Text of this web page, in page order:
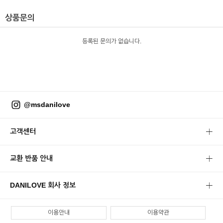
상품문의
등록된 문의가 없습니다.
@msdanilove
고객센터
교환 반품 안내
DANILOVE 회사 정보
이용안내 이용약관